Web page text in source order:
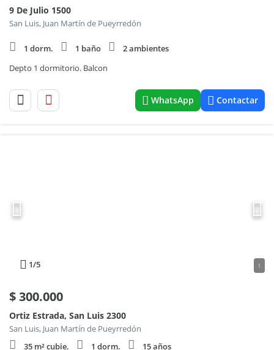
9 De Julio 1500
San Luis, Juan Martín de Pueyrredón
1 dorm. 1 baño
2 ambientes
Depto 1 dormitorio. Balcon
WhatsApp Contactar
1/5 1
$300.000
Ortiz Estrada, San Luis 2300
San Luis, Juan Martín de Pueyrredón
35 m² cubie.
1 dorm.
15 años